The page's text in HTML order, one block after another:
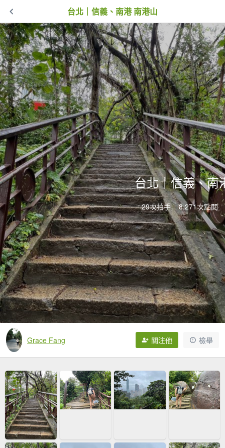
台北｜信義、南港 南港山
台北｜信義、南
29次拍手 8,271次點閱
Grace Fang 關注他 檢舉